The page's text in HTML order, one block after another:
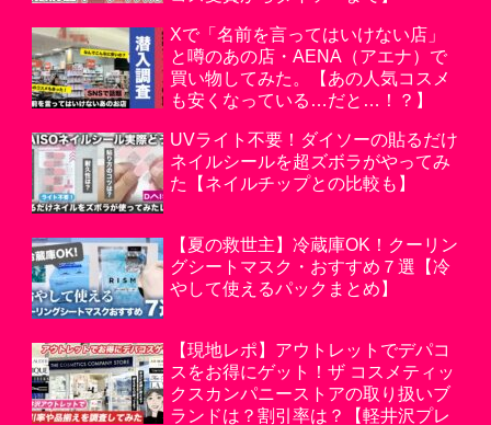
Xで「名前を言ってはいけない店」
と噂のあの店・AENA（アエナ）で
買い物してみた。【あの人気コスメ
も安くなっている…だと…！？】
UVライト不要！ダイソーの貼るだけ
ネイルシールを超ズボラがやってみ
た【ネイルチップとの比較も】
【夏の救世主】冷蔵庫OK！クーリン
グシートマスク・おすすめ７選【冷
やして使えるパックまとめ】
【現地レポ】アウトレットでデパコ
スをお得にゲット！ザ コスメティッ
クスカンパニーストアの取り扱いブ
ランドは？割引率は？【軽井沢プレ